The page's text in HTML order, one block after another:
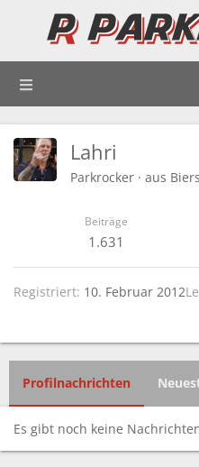
Lahri
Parkrocker · aus
Beiträge
1.631
Registriert 10. Februar 2012
Profilnachrichten
Es gibt noch keine